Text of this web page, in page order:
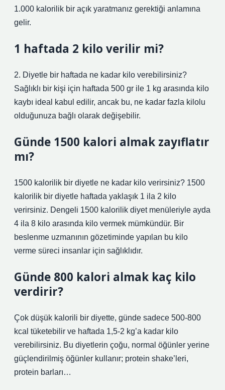
1.000 kalorilik bir açık yaratmanız gerektiği anlamına
gelir.
1 haftada 2 kilo verilir mi?
2. Diyetle bir haftada ne kadar kilo verebilirsiniz?
Sağlıklı bir kişi için haftada 500 gr ile 1 kg arasında kilo
kaybı ideal kabul edilir, ancak bu, ne kadar fazla kilolu
olduğunuza bağlı olarak değişebilir.
Günde 1500 kalori almak zayıflatır
mı?
1500 kalorilik bir diyetle ne kadar kilo verirsiniz? 1500
kalorilik bir diyetle haftada yaklaşık 1 ila 2 kilo
verirsiniz. Dengeli 1500 kalorilik diyet menüleriyle ayda
4 ila 8 kilo arasında kilo vermek mümkündür. Bir
beslenme uzmanının gözetiminde yapılan bu kilo
verme süreci insanlar için sağlıklıdır.
Günde 800 kalori almak kaç kilo
verdirir?
Çok düşük kalorili bir diyette, günde sadece 500-800
kcal tüketebilir ve haftada 1,5-2 kg’a kadar kilo
verebilirsiniz. Bu diyetlerin çoğu, normal öğünler yerine
güçlendirilmiş öğünler kullanır; protein shake’leri,
protein barları…